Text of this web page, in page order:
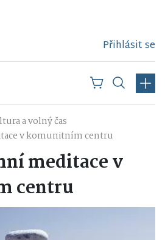
Přihlásit se
a volný čas
v komunitním centru
meditace v
centru